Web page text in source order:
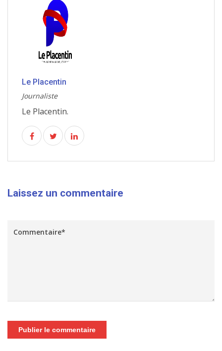
Le Placentin
Journaliste
Le Placentin.
Laissez un commentaire
Publier le commentaire